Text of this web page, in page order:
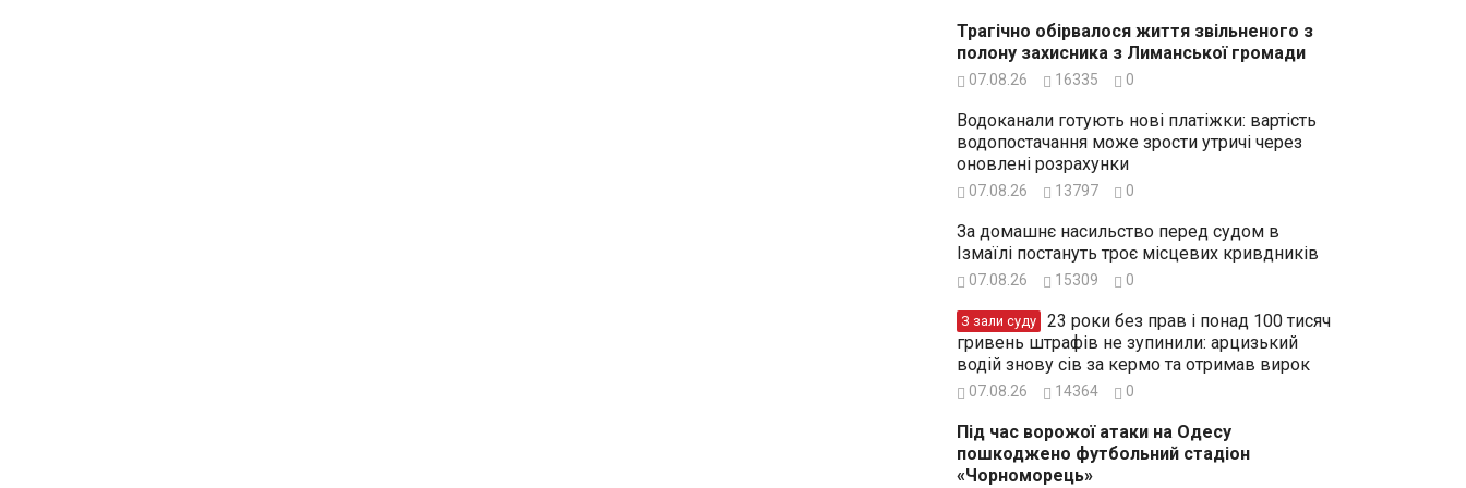
Трагічно обірвалося життя звільненого з
полону захисника з Лиманської громади
07.08.26 16335 0
Водоканали готують нові платіжки: вартість
водопостачання може зрости утричі через
оновлені розрахунки
07.08.26 13797 0
За домашнє насильство перед судом в
Ізмаїлі постануть троє місцевих кривдників
07.08.26 15309 0
З зали суду
гривень штрафів не зупинили: арцизький
водій знову сів за кермо та отримав вирок
07.08.26 14364 0
Під час ворожої атаки на Одесу
пошкоджено футбольний стадіон
«Чорноморець»